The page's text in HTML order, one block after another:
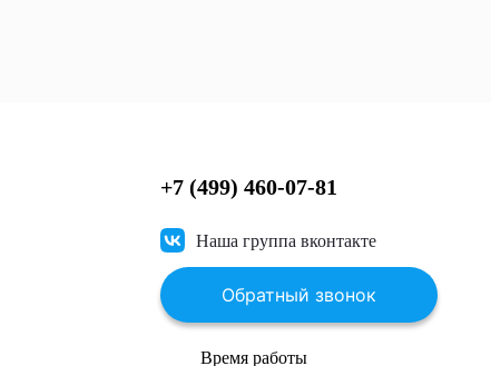
+7 (499) 460-07-81
Наша группа вконтакте
Обратный звонок
Время работы